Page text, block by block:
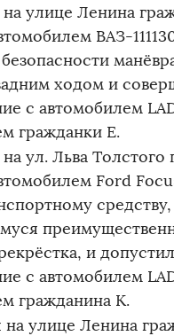
на улице Ленина
ВАЗ-
ходом и
с автомобилем
гражданки Е.
на ул. Льва Толстого
Ford
средству,
и допустил
с автомобилем
гражданина К.
на улице Ленина